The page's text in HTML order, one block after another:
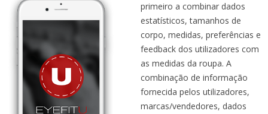
primeiro a combinar dados
estatísticos, tamanhos de
corpo, medidas, preferências e
feedback dos utilizadores com
as medidas da roupa. A
combinação de informação
fornecida pelos utilizadores,
marcas/vendedores, dados